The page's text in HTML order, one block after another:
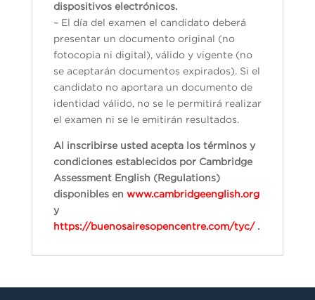
dispositivos electrónicos.
– El día del examen el candidato deberá
presentar un documento original (no
fotocopia ni digital), válido y vigente (no
se aceptarán documentos expirados). Si el
candidato no aportara un documento de
identidad válido, no se le permitirá realizar
el examen ni se le emitirán resultados.
Al inscribirse usted acepta los términos y
condiciones establecidos por Cambridge
Assessment English (Regulations)
disponibles en www.cambridgeenglish.org
y
https://buenosairesopencentre.com/tyc/.